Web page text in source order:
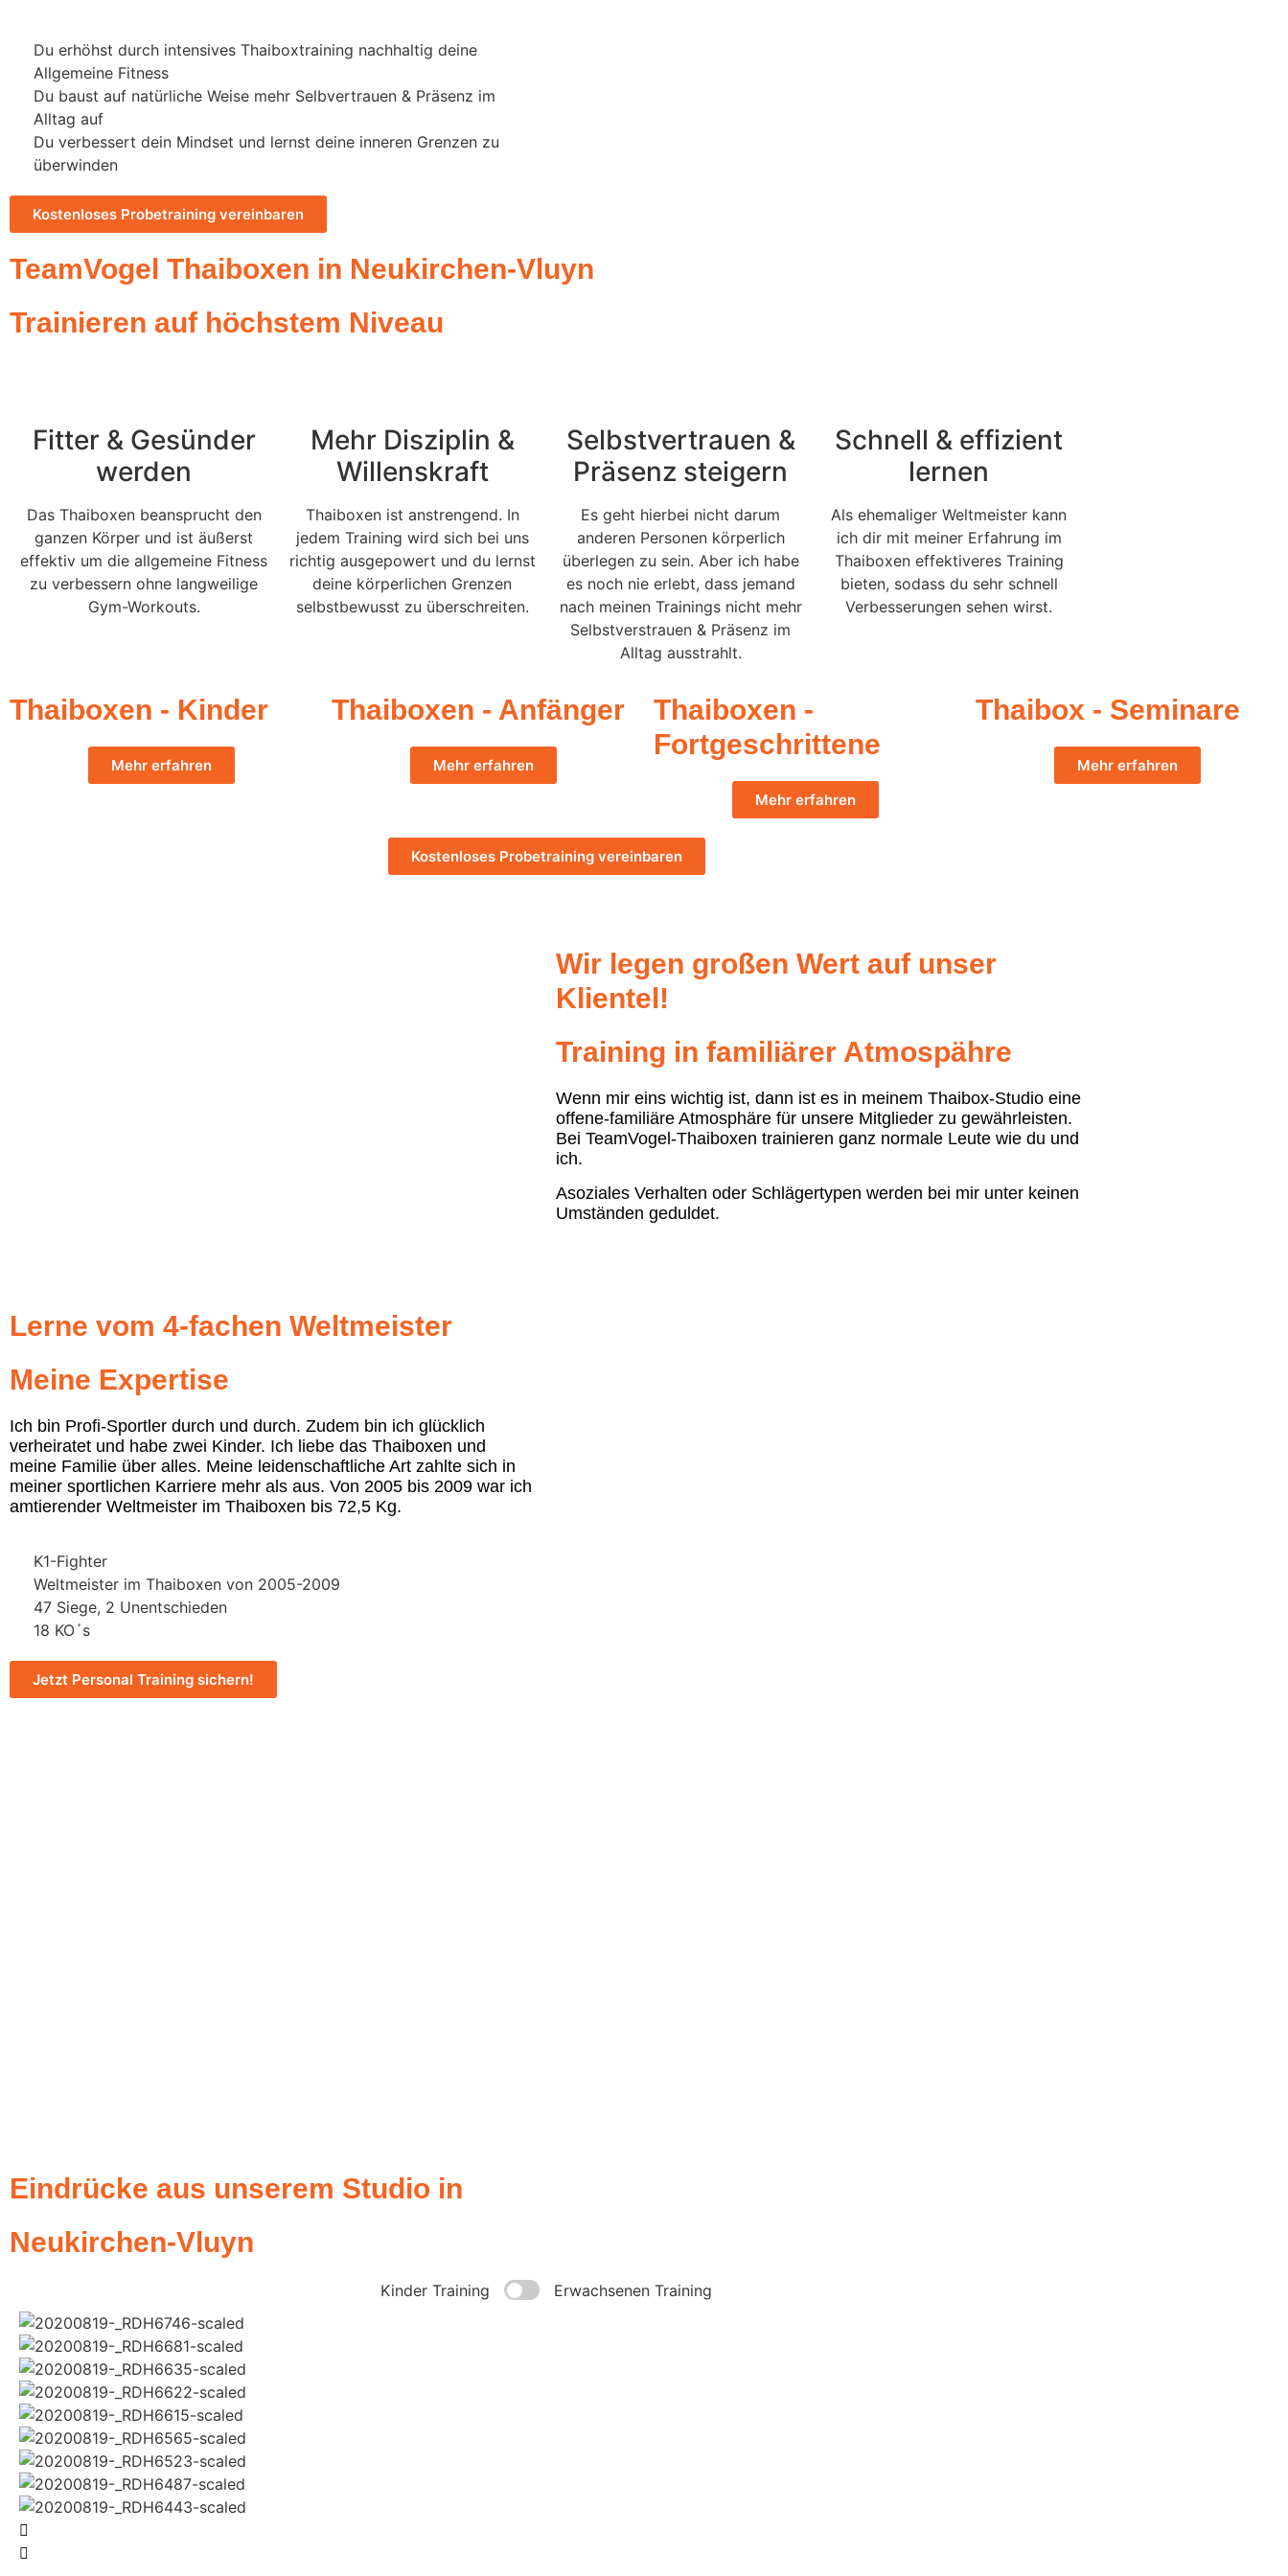
Du erhöhst durch intensives Thaiboxtraining nachhaltig deine
Allgemeine Fitness
Du baust auf natürliche Weise mehr Selbvertrauen & Präsenz im
Alltag auf
Du verbessert dein Mindset und lernst deine inneren Grenzen zu
überwinden
Kostenloses Probetraining vereinbaren
TeamVogel Thaiboxen in Neukirchen-Vluyn
Trainieren auf höchstem Niveau
Fitter & Gesünder
werden
Das Thaiboxen beansprucht den
ganzen Körper und ist äußerst
effektiv um die allgemeine Fitness
zu verbessern ohne langweilige
Gym-Workouts.
Mehr Disziplin &
Willenskraft
Thaiboxen ist anstrengend. In
jedem Training wird sich bei uns
richtig ausgepowert und du lernst
deine körperlichen Grenzen
selbstbewusst zu überschreiten.
Selbstvertrauen &
Präsenz steigern
Es geht hierbei nicht darum
anderen Personen körperlich
überlegen zu sein. Aber ich habe
es noch nie erlebt, dass jemand
nach meinen Trainings nicht mehr
Selbstverstrauen & Präsenz im
Alltag ausstrahlt.
Schnell & effizient
lernen
Als ehemaliger Weltmeister kann
ich dir mit meiner Erfahrung im
Thaiboxen effektiveres Training
bieten, sodass du sehr schnell
Verbesserungen sehen wirst.
Thaiboxen - Kinder
Mehr erfahren
Thaiboxen - Anfänger
Mehr erfahren
Thaiboxen -
Fortgeschrittene
Mehr erfahren
Thaibox - Seminare
Mehr erfahren
Kostenloses Probetraining vereinbaren
Wir legen großen Wert auf unser
Klientel!
Training in familiärer Atmospähre
Wenn mir eins wichtig ist, dann ist es in meinem Thaibox-Studio eine
offene-familiäre Atmosphäre für unsere Mitglieder zu gewährleisten.
Bei TeamVogel-Thaiboxen trainieren ganz normale Leute wie du und
ich.
Asoziales Verhalten oder Schlägertypen werden bei mir unter keinen
Umständen geduldet.
Lerne vom 4-fachen Weltmeister
Meine Expertise
Ich bin Profi-Sportler durch und durch. Zudem bin ich glücklich
verheiratet und habe zwei Kinder. Ich liebe das Thaiboxen und
meine Familie über alles. Meine leidenschaftliche Art zahlte sich in
meiner sportlichen Karriere mehr als aus. Von 2005 bis 2009 war ich
amtierender Weltmeister im Thaiboxen bis 72,5 Kg.
K1-Fighter
Weltmeister im Thaiboxen von 2005-2009
47 Siege, 2 Unentschieden
18 KO´s
Jetzt Personal Training sichern!
Eindrücke aus unserem Studio in
Neukirchen-Vluyn
Kinder Training Erwachsenen Training